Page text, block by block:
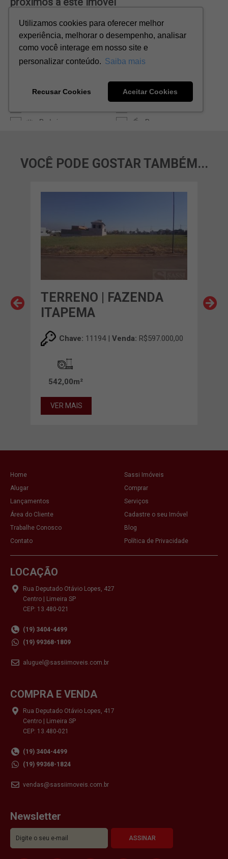
VOCÊ PODE GOSTAR TAMBÉM...
TERRENO | FAZENDA
ITAPEMA
Chave: 11194 | Venda: R$597.000,00
542,00m²
VER MAIS
Home
Sassi Imóveis
Alugar
Comprar
Lançamentos
Serviços
Área do Cliente
Cadastre o seu Imóvel
Trabalhe Conosco
Blog
Contato
Política de Privacidade
LOCAÇÃO
Rua Deputado Otávio Lopes, 427
Centro | Limeira SP
CEP: 13.480-021
(19) 3404-4499
(19) 99368-1809
aluguel@sassiimoveis.com.br
COMPRA E VENDA
Rua Deputado Otávio Lopes, 417
Centro | Limeira SP
CEP: 13.480-021
(19) 3404-4499
(19) 99368-1824
vendas@sassiimoveis.com.br
Newsletter